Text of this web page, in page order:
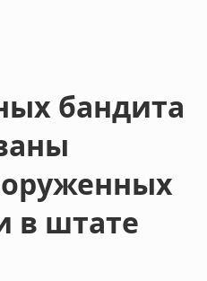
бандита
в штате